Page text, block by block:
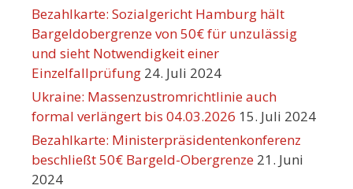
Bezahlkarte: Sozialgericht Hamburg hält
Bargeldobergrenze von 50€ für unzulässig
und sieht Notwendigkeit einer
Einzelfallprüfung 24. Juli 2024
Ukraine: Massenzustromrichtlinie auch
formal verlängert bis 04.03.2026 15. Juli 2024
Bezahlkarte: Ministerpräsidentenkonferenz
beschließt 50€ Bargeld-Obergrenze 21. Juni
2024